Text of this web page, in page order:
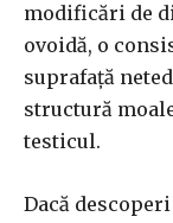
modificări de
ovoidă, o
suprafață
structură
testicul.
Dacă